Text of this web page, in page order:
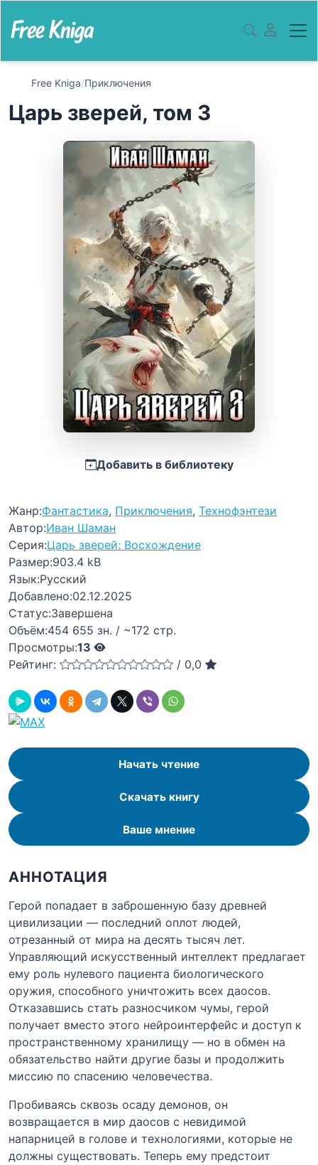
Free Kniga/Приключения
Царь зверей, том 3
Добавить в библиотеку
Жанр:Фантастика, Приключения, Технофэнтези
Автор:Иван Шаман
Серия:Царь зверей: Восхождение
Размер:903.4 kB
Язык:Русский
Добавлено:02.12.2025
Статус:Завершена
Объём:454 655 зн. / ~172 стр.
Просмотры:13
Рейтинг:
/ 0,0
Начать чтение
Скачать книгу
Ваше мнение
АННОТАЦИЯ
Герой попадает в заброшенную базу древней
цивилизации — последний оплот людей,
отрезанный от мира на десять тысяч лет.
Управляющий искусственный интеллект предлагает
ему роль нулевого пациента биологического
оружия, способного уничтожить всех даосов.
Отказавшись стать разносчиком чумы, герой
получает вместо этого нейроинтерфейс и доступ к
пространственному хранилищу — но в обмен на
обязательство найти другие базы и продолжить
миссию по спасению человечества.
Пробиваясь сквозь осаду демонов, он
возвращается в мир даосов с невидимой
напарницей в голове и технологиями, которые не
должны существовать. Теперь ему предстоит